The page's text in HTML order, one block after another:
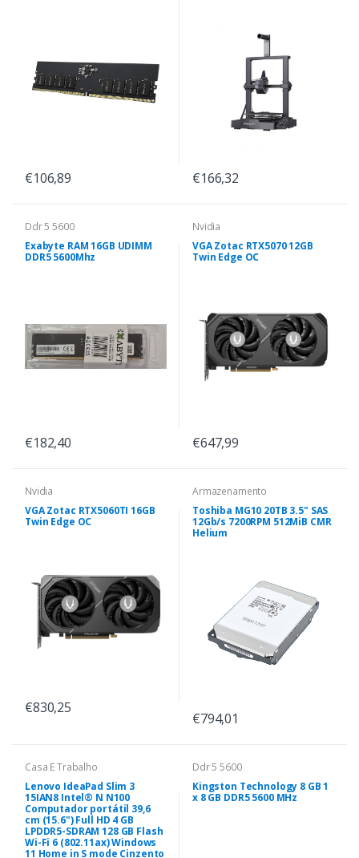
€106,89 €166,32
Ddr 5 5600
Exabyte RAM 16GB UDIMM
DDR5 5600Mhz
€182,40
Nvidia
VGA Zotac RTX5070 12GB
Twin Edge OC
€647,99
Nvidia
VGA Zotac RTX5060TI 16GB
Twin Edge OC
€830,25
Armazenamento
Toshiba MG10 20TB 3.5" SAS
12Gb/s 7200RPM 512MiB CMR
Helium
€794,01
Casa E Trabalho
Lenovo IdeaPad Slim 3
15IAN8 Intel® N N100
Computador portátil 39,6
cm (15.6") Full HD 4 GB
LPDDR5-SDRAM 128 GB Flash
Wi-Fi 6 (802.11ax) Windows
11 Home in S mode Cinzento
Ddr 5 5600
Kingston Technology 8 GB 1
x 8 GB DDR5 5600 MHz